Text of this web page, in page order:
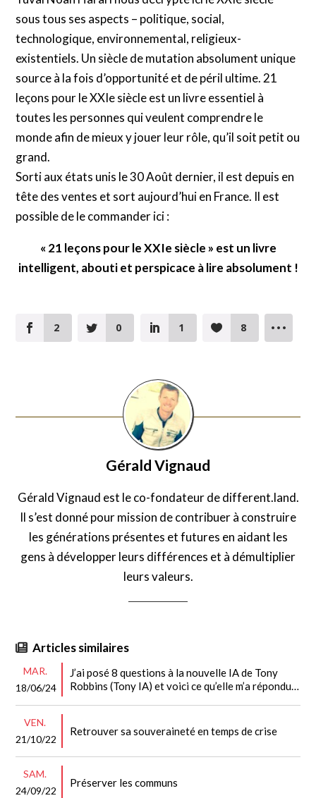
sous tous ses aspects – politique, social,
technologique, environnemental, religieux-
existentiels. Un siècle de mutation absolument unique
source à la fois d’opportunité et de péril ultime. 21
leçons pour le XXIe siècle est un livre essentiel à
toutes les personnes qui veulent comprendre le
monde afin de mieux y jouer leur rôle, qu’il soit petit ou
grand.
Sorti aux états unis le 30 Août dernier, il est depuis en
tête des ventes et sort aujourd’hui en France. Il est
possible de le commander ici :
« 21 leçons pour le XXIe siècle » est un livre
intelligent, abouti et perspicace à lire absolument !
2 0 1 8
Gérald Vignaud
Gérald Vignaud est le co-fondateur de different.land.
Il s’est donné pour mission de contribuer à construire
les générations présentes et futures en aidant les
gens à développer leurs différences et à démultiplier
leurs valeurs.
Articles similaires
MAR.
18/06/24
J’ai posé 8 questions à la nouvelle IA de Tony
Robbins (Tony IA) et voici ce qu’elle m’a répondu…
VEN.
21/10/22
Retrouver sa souveraineté en temps de crise
SAM.
24/09/22
Préserver les communs